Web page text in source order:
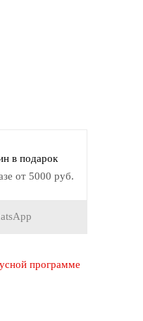
в подарок
от 5000 руб.
программе